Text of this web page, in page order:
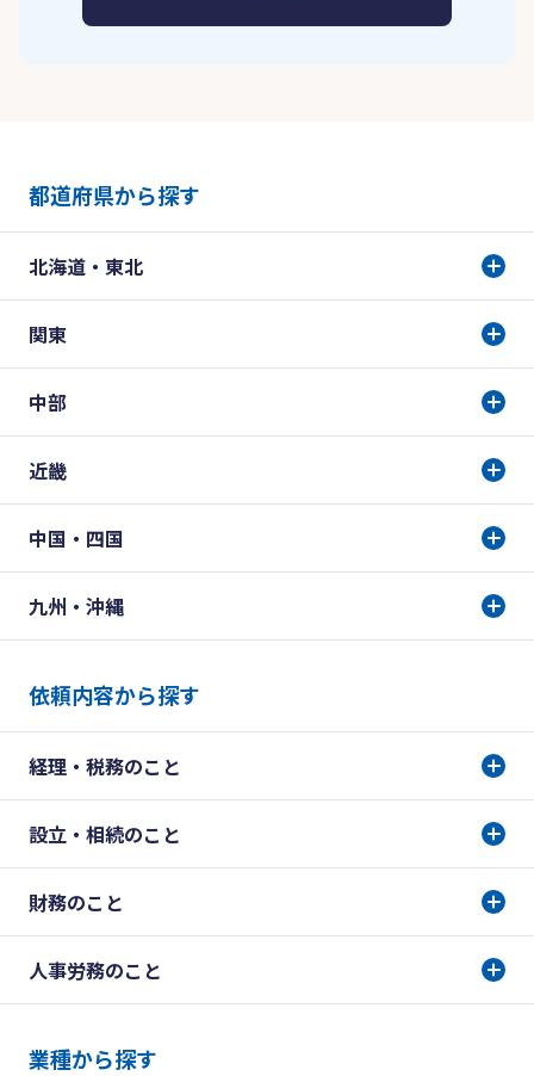
都道府県から探す
北海道・東北
関東
中部
近畿
中国・四国
九州・沖縄
依頼内容から探す
経理・税務のこと
設立・相続のこと
財務のこと
人事労務のこと
業種から探す